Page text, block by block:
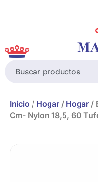
Inicio / Hogar / Hogar /
Cm- Nylon 18,5, 60